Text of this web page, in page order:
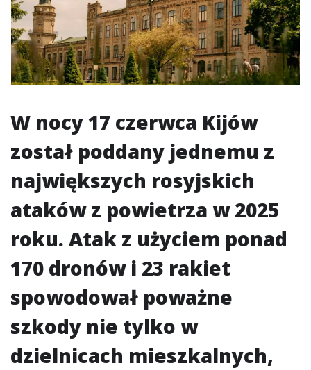
W nocy 17 czerwca Kijów
został poddany jednemu z
największych rosyjskich
ataków z powietrza w 2025
roku. Atak z użyciem ponad
170 dronów i 23 rakiet
spowodował poważne
szkody nie tylko w
dzielnicach mieszkalnych,